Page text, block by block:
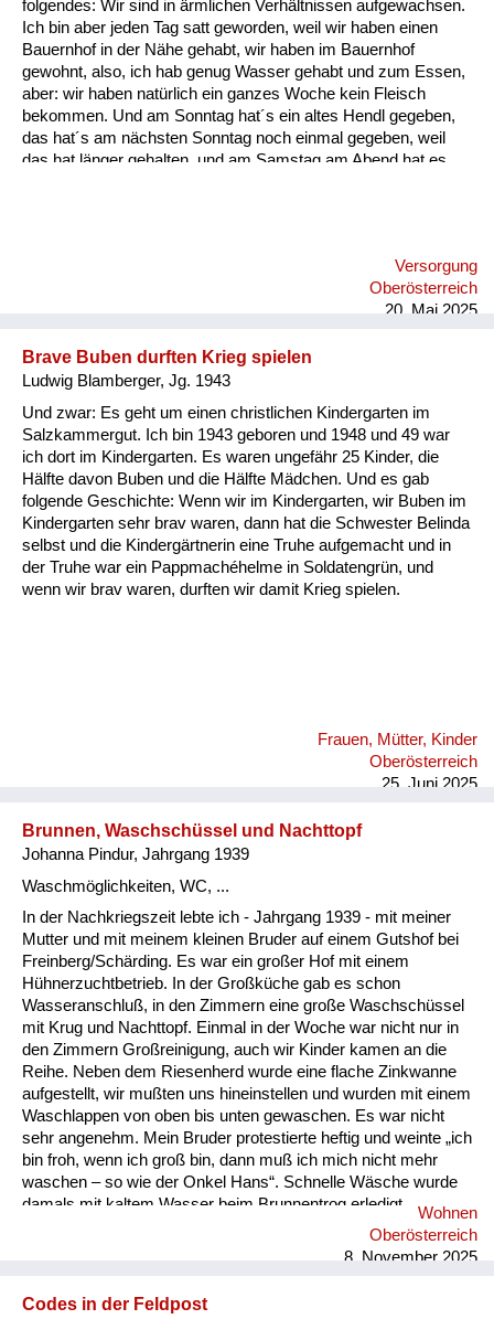
folgendes: Wir sind in ärmlichen Verhältnissen aufgewachsen.
Ich bin aber jeden Tag satt geworden, weil wir haben einen
Bauernhof in der Nähe gehabt, wir haben im Bauernhof
gewohnt, also, ich hab genug Wasser gehabt und zum Essen,
aber: wir haben natürlich ein ganzes Woche kein Fleisch
bekommen. Und am Sonntag hat´s ein altes Hendl gegeben,
das hat´s am nächsten Sonntag noch einmal gegeben, weil
das hat länger gehalten, und am Samstag am Abend hat es
Bub mit der Zunge allweil die Braunschweiger Radln vor mich
hingeschoben hab übers Brot, und ganz zum Schluss, wenn
Versorgung
Oberösterreich
20. Mai 2025
Brave Buben durften Krieg spielen
Ludwig Blamberger, Jg. 1943
Und zwar: Es geht um einen christlichen Kindergarten im
Salzkammergut. Ich bin 1943 geboren und 1948 und 49 war
ich dort im Kindergarten. Es waren ungefähr 25 Kinder, die
Hälfte davon Buben und die Hälfte Mädchen. Und es gab
folgende Geschichte: Wenn wir im Kindergarten, wir Buben im
Kindergarten sehr brav waren, dann hat die Schwester Belinda
selbst und die Kindergärtnerin eine Truhe aufgemacht und in
der Truhe war ein Pappmachéhelme in Soldatengrün, und
wenn wir brav waren, durften wir damit Krieg spielen.
Frauen, Mütter, Kinder
Oberösterreich
25. Juni 2025
Brunnen, Waschschüssel und Nachttopf
Johanna Pindur, Jahrgang 1939
Waschmöglichkeiten, WC, ...
In der Nachkriegszeit lebte ich - Jahrgang 1939 - mit meiner
Mutter und mit meinem kleinen Bruder auf einem Gutshof bei
Freinberg/Schärding. Es war ein großer Hof mit einem
Hühnerzuchtbetrieb. In der Großküche gab es schon
Wasseranschluß, in den Zimmern eine große Waschschüssel
mit Krug und Nachttopf. Einmal in der Woche war nicht nur in
den Zimmern Großreinigung, auch wir Kinder kamen an die
Reihe. Neben dem Riesenherd wurde eine flache Zinkwanne
aufgestellt, wir mußten uns hineinstellen und wurden mit einem
Waschlappen von oben bis unten gewaschen. Es war nicht
sehr angenehm. Mein Bruder protestierte heftig und weinte „ich
bin froh, wenn ich groß bin, dann muß ich mich nicht mehr
waschen – so wie der Onkel Hans“. Schnelle Wäsche wurde
damals mit kaltem Wasser beim Brunnentrog erledigt.
Ansonsten im Zimmer mit warmen Wasser, das in der Küche
vom seitlich eingebauten Wasserbecken geholt wurde. Ich
Menschen am Ho...
Wohnen
Oberösterreich
8. November 2025
Codes in der Feldpost